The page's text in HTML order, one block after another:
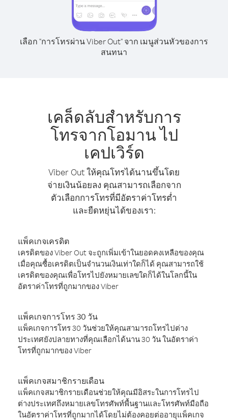
เลือก "การโทรผ่าน Viber Out" จาก เมนูส่วนหัวของการ
สนทนา
เคล็ดลับสำหรับการ
โทรจากโอมาน ไป
เคปเวิร์ด
Viber Out ให้คุณโทรได้นานขึ้นโดย
จ่ายเงินน้อยลง คุณสามารถเลือกจาก
ตัวเลือกการโทรที่มีอัตราค่าโทรต่ำ
และยืดหยุ่นได้ของเรา:
แพ็คเกจเครดิต
เครดิตของ Viber Out จะถูกเพิ่มเข้าในยอดคงเหลือของคุณ
เมื่อคุณซื้อเครดิตเป็นจำนวนเงินเท่าใดก็ได้ คุณสามารถใช้
เครดิตของคุณเพื่อโทรไปยังหมายเลขใดก็ได้ในโลกนี้ใน
อัตราค่าโทรที่ถูกมากของ Viber
แพ็คเกจการโทร 30 วัน
แพ็คเกจการโทร 30 วันช่วยให้คุณสามารถโทรไปต่าง
ประเทศยังปลายทางที่คุณเลือกได้นาน 30 วัน ในอัตราค่า
โทรที่ถูกมากของ Viber
แพ็คเกจสมาชิกรายเดือน
แพ็คเกจสมาชิกรายเดือนช่วยให้คุณมีอิสระในการโทรไป
ต่างประเทศถึงหมายเลขโทรศัพท์พื้นฐานและโทรศัพท์มือถือ
ในอัตราค่าโทรที่ถูกมากได้โดยไม่ต้องคอยต่ออายุแพ็คเกจ